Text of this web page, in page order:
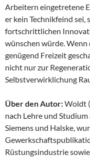
Arbeitern eingetretene
er kein Technikfeind sei,
fortschrittlichen
wünschen würde. Wenn
genügend Freizeit
nicht nur zur
Selbstverwirklichung
Über den Autor:Woldt
nach Lehre und
Siemens und Halske,
Rüstungsindustrie